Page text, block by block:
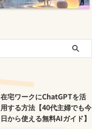
在宅ワークにChatGPTを活
用する方法【40代主婦でも今
日から使える無料AIガイド】